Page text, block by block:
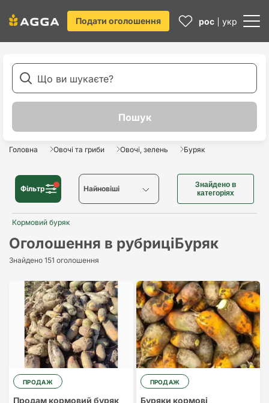
Подати оголошення рос укр
Головна Овочі та гриби Овочі, зелень Буряк
Фільтр Найновіші
Найстаріші
Найдорожчий
Найдешевший
Знайдено в
категоріях
Кормовий буряк
Оголошення в рубриціБуряк
Знайдено 151 оголошення
ПРОДАЖ
Продам кормовий буряк
ПРОДАЖ
Буряки кормові